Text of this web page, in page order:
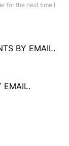
for the next time I
BY EMAIL.
EMAIL.